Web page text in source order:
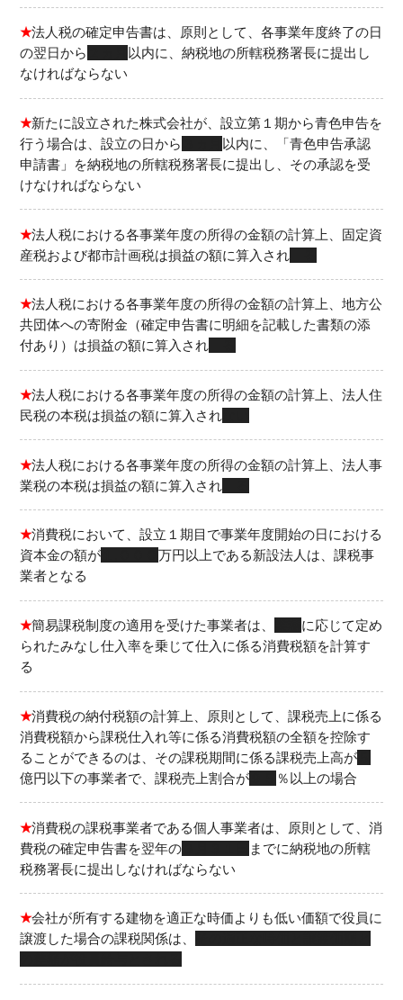
★法人税の確定申告書は、原則として、各事業年度終了の日
の翌日から
以内に、納税地の所轄税務署長に提出し
なければならない
★新たに設立された株式会社が、設立第１期から青色申告を
行う場合は、設立の日から
以内に、「青色申告承認
申請書」を納税地の所轄税務署長に提出し、その承認を受
けなければならない
★法人税における各事業年度の所得の金額の計算上、固定資
産税および都市計画税は損益の額に算入される
★法人税における各事業年度の所得の金額の計算上、地方公
共団体への寄附金（確定申告書に明細を記載した書類の添
付あり）は損益の額に算入される
★法人税における各事業年度の所得の金額の計算上、法人住
民税の本税は損益の額に算入されない
★法人税における各事業年度の所得の金額の計算上、法人事
業税の本税は損益の額に算入される
★消費税において、設立１期目で事業年度開始の日における
資本金の額が１,０００ 万円以上である新設法人は、課税事
業者となる
★簡易課税制度の適用を受けた事業者は、
に応じて定め
られたみなし仕入率を乗じて仕入に係る消費税額を計算す
る
★消費税の納付税額の計算上、原則として、課税売上に係る
消費税額から課税仕入れ等に係る消費税額の全額を控除す
ることができるのは、その課税期間に係る課税売上高が５
億円以下の事業者で、課税売上割合が９５ ％以上の場合
★消費税の課税事業者である個人事業者は、原則として、消
費税の確定申告書を翌年の３月３１日
までに納税地の所轄
税務署長に提出しなければならない
★会社が所有する建物を適正な時価よりも低い価額で役員に
譲渡した場合の課税関係は、